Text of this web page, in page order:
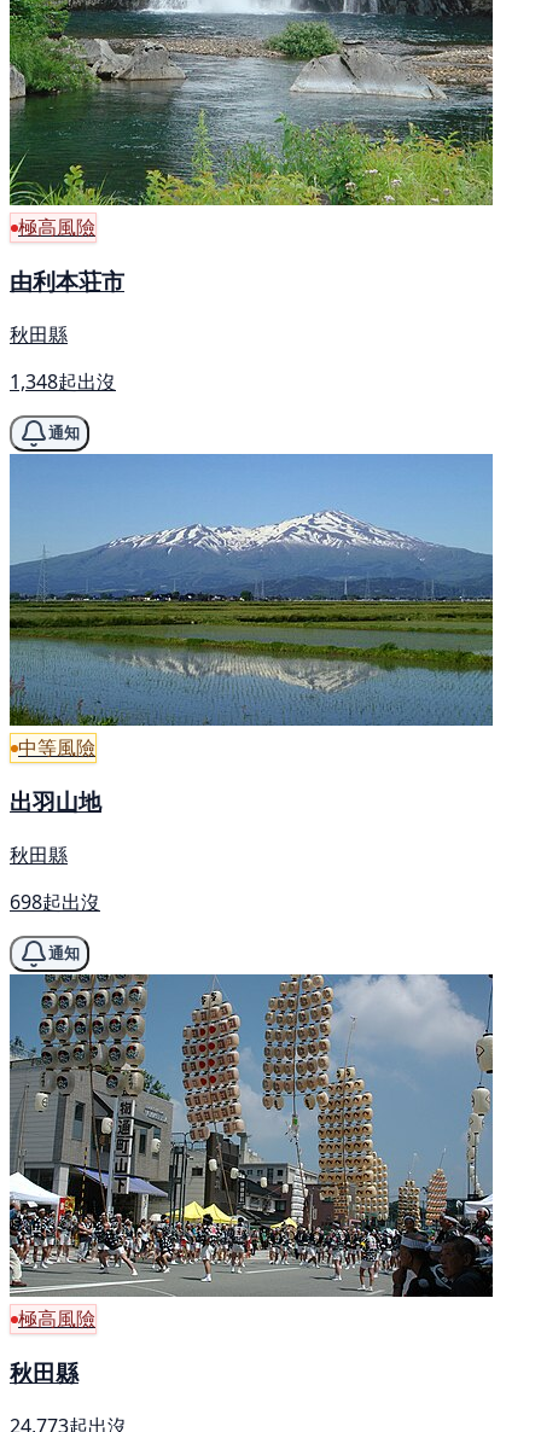
極高風險
由利本荘市
秋田縣
1,348起出沒
通知
中等風險
出羽山地
秋田縣
698起出沒
通知
極高風險
秋田縣
24,773起出沒